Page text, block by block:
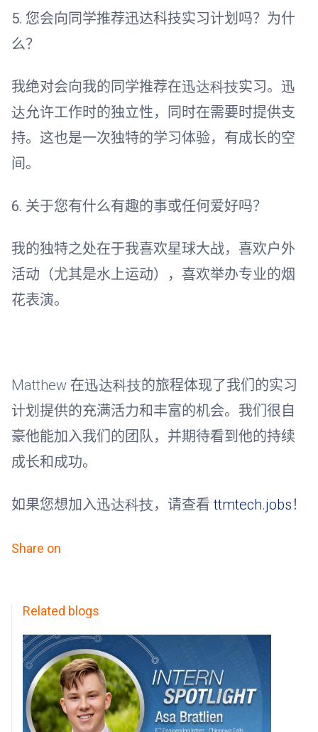
5. 您会向同学推荐迅达科技实习计划吗？为什
么？
我绝对会向我的同学推荐在迅达科技实习。迅
达允许工作时的独立性，同时在需要时提供支
持。这也是一次独特的学习体验，有成长的空
间。
6. 关于您有什么有趣的事或任何爱好吗？
我的独特之处在于我喜欢星球大战，喜欢户外
活动（尤其是水上运动），喜欢举办专业的烟
花表演。
Matthew 在迅达科技的旅程体现了我们的实习
计划提供的充满活力和丰富的机会。我们很自
豪他能加入我们的团队，并期待看到他的持续
成长和成功。
如果您想加入迅达科技，请查看ttmtech.jobs！
Share on
Related blogs